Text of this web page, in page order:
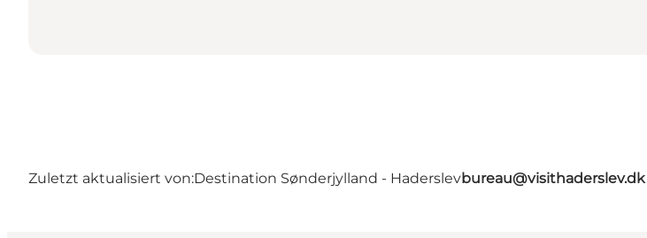
Zuletzt aktualisiert von:Destination Sønderjylland - Haderslevbureau@visithaderslev.dk